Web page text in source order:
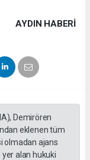
AYDIN HABERİ
Demirören
eklenen tüm
olmadan ajans
alan hukuki